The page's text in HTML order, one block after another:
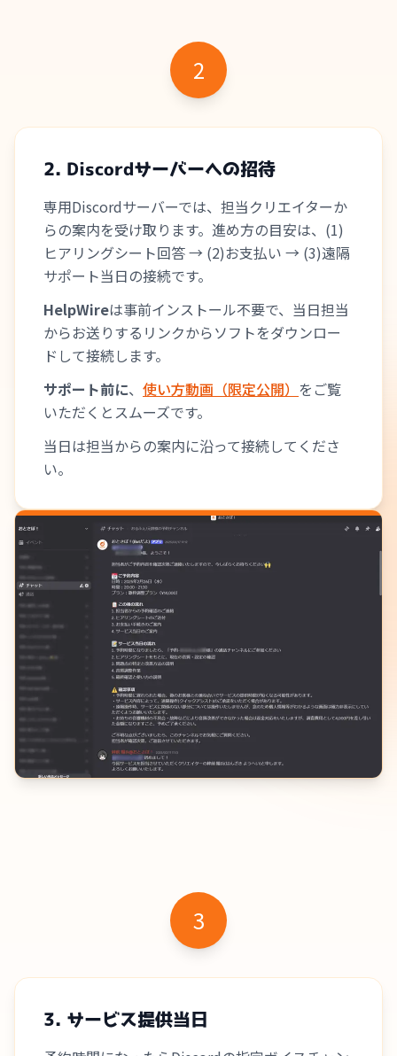
2
2. Discordサーバーへの招待
専用Discordサーバーでは、担当クリエイターか
らの案内を受け取ります。進め方の目安は、(1)
ヒアリングシート回答 → (2)お支払い → (3)遠隔
サポート当日の接続です。
HelpWireは事前インストール不要で、当日担当
からお送りするリンクからソフトをダウンロー
ドして接続します。
サポート前に、 使い方動画（限定公開） をご覧
いただくとスムーズです。
当日は担当からの案内に沿って接続してくださ
い。
3
3. サービス提供当日